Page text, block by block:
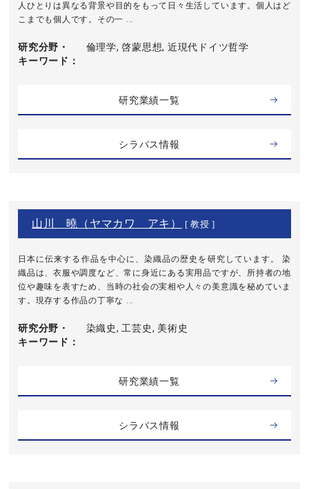
人ひとりは異なる背景や目的をもって日々生活しています。個人はど
こまでも個人です。その一 ...
研究分野・
キーワード
倫理学, 啓蒙思想, 近現代ドイツ哲学
研究業績一覧
シラバス情報
山川 曉（ヤマカワ アキ） [ 教授 ]
日本に伝来する作品を中心に、染織品の歴史を研究しています。 染
織品は、衣服や調度など、常に身近にある実用品ですが、所持者の地
位や趣味を表すため、当時の社会の実相や人々の美意識を秘めていま
す。現存する作品の丁寧な ...
研究分野・
キーワード
染織史, 工芸史, 美術史
研究業績一覧
シラバス情報